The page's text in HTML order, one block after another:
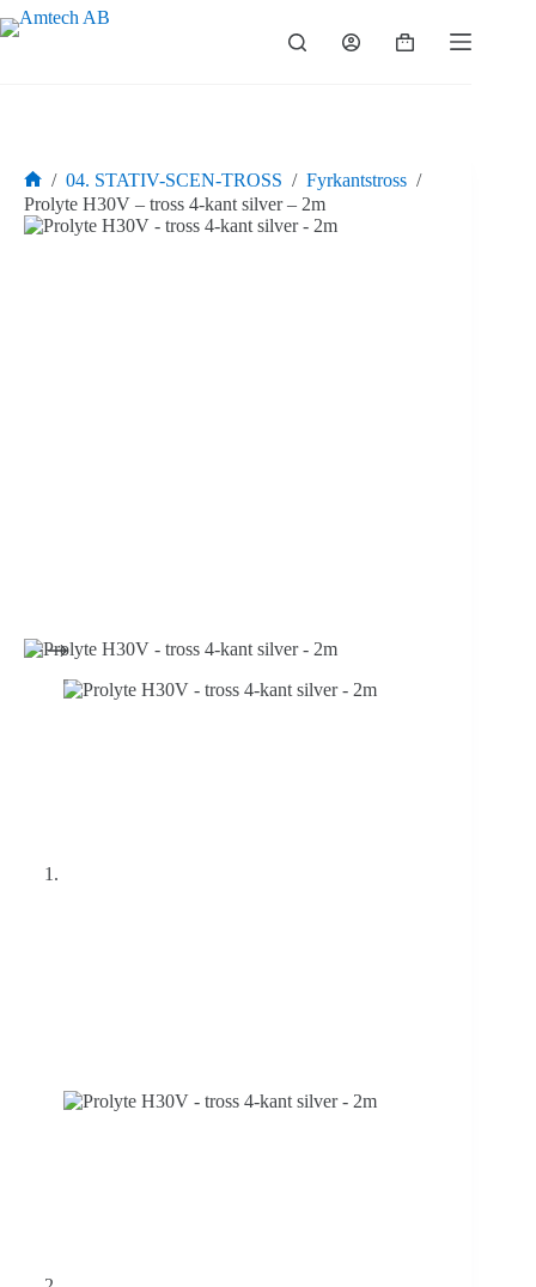
Hoppa
till
Varukorg
Hem
/ 04. STATIV-SCEN-TROSS / Fyrkantstross /
Prolyte H30V – tross 4-kant silver – 2m